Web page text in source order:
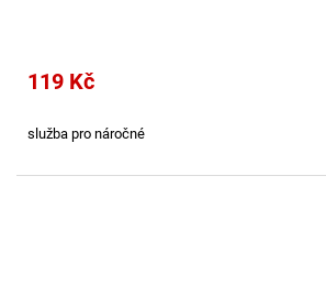
119 Kč
služba pro náročné